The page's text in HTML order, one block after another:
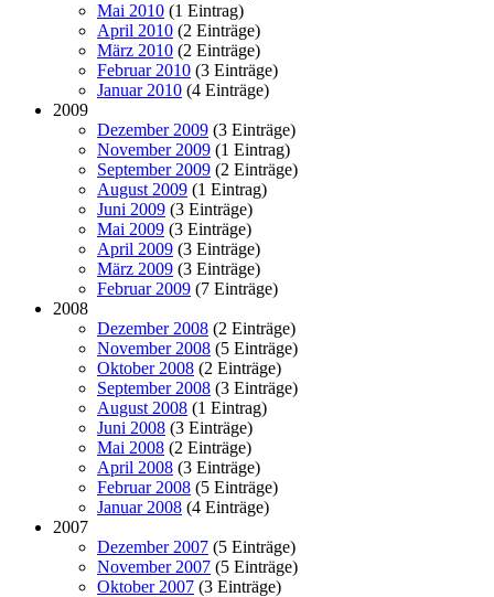
Mai 2010 (1 Eintrag)
April 2010 (2 Einträge)
März 2010 (2 Einträge)
Februar 2010 (3 Einträge)
Januar 2010 (4 Einträge)
2009
Dezember 2009 (3 Einträge)
November 2009 (1 Eintrag)
September 2009 (2 Einträge)
August 2009 (1 Eintrag)
Juni 2009 (3 Einträge)
Mai 2009 (3 Einträge)
April 2009 (3 Einträge)
März 2009 (3 Einträge)
Februar 2009 (7 Einträge)
2008
Dezember 2008 (2 Einträge)
November 2008 (5 Einträge)
Oktober 2008 (2 Einträge)
September 2008 (3 Einträge)
August 2008 (1 Eintrag)
Juni 2008 (3 Einträge)
Mai 2008 (2 Einträge)
April 2008 (3 Einträge)
Februar 2008 (5 Einträge)
Januar 2008 (4 Einträge)
2007
Dezember 2007 (5 Einträge)
November 2007 (5 Einträge)
Oktober 2007 (3 Einträge)